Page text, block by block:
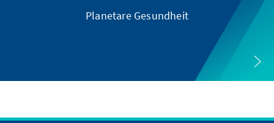
Planetare Gesundheit